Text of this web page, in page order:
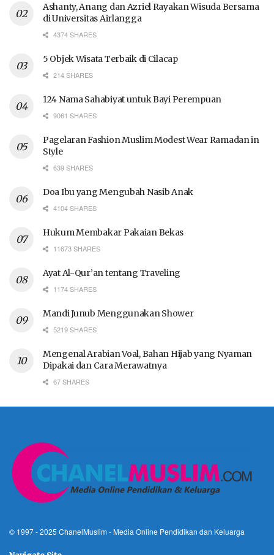
Ashanty, Anang dan Azriel Rayakan Wisuda Bersama
di Universitas Airlangga
4374 SHARES
5 Objek Wisata Terbaik di Cilacap
214 SHARES
124 Nama Sahabiyat untuk Bayi Perempuan
9061 SHARES
Pagelaran Fashion Muslim Modest Wear Ramadan in
Style
639 SHARES
Doa Ibu yang Mengubah Nasib Anak
4104 SHARES
Hukum Membakar Pakaian Bekas
11673 SHARES
Ayat Al-Qur’an tentang Traveling
1174 SHARES
Mandi Junub Menggunakan Shower
5219 SHARES
Mengenal Arabian Voal, Bahan Hijab yang Nyaman
Dipakai dan Cara Merawatnya
67 SHARES
© 1997 - 2025 ChanelMuslim - Media Online Pendidikan dan Keluarga